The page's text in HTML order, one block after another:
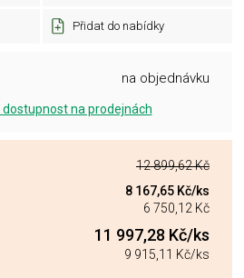
Přidat do nabídky
na objednávku
na prodejnách
12 899,62 Kč
8 167,65 Kč/ks
6 750,12 Kč
11 997,28 Kč/ks
9 915,11 Kč/ks